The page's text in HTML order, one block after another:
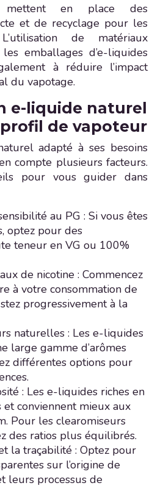
mettent en place des
et de recyclage pour les
de matériaux
emballages d’e-liquides
à réduire l’impact
du vapotage.
e-liquide naturel
de vapoteur
adapté à ses besoins
compte plusieurs facteurs.
pour vous guider dans
au PG : Si vous êtes
optez pour des
teneur en VG ou 100%
de nicotine : Commencez
à votre consommation de
progressivement à la
naturelles : Les e-liquides
large gamme d’arômes
différentes options pour
: Les e-liquides riches en
conviennent mieux aux
Pour les clearomiseurs
des ratios plus équilibrés.
la traçabilité : Optez pour
sur l’origine de
leurs processus de